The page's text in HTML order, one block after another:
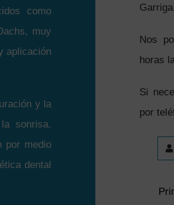
como
muy
aplicación
y la
sonrisa.
por medio
dental
Garriga.
Nos
horas
Si
por